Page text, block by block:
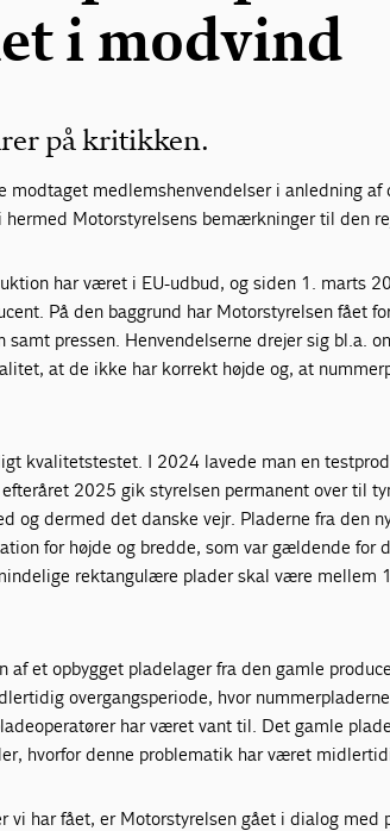
i modvind
på kritikken.
modtaget medlemshenvendelser i anledning af
hermed Motorstyrelsens bemærkninger til den
har været i EU-udbud, og siden 1. marts
På den baggrund har Motorstyrelsen fået
samt pressen. Henvendelserne drejer sig bl.a.
at de ikke har korrekt højde og, at
kvalitetstestet. I 2024 lavede man en
2025 gik styrelsen permanent over til
og dermed det danske vejr. Pladerne fra den
for højde og bredde, som var gældende for
rektangulære plader skal være mellem
af et opbygget pladelager fra den gamle
overgangsperiode, hvor
har været vant til. Det gamle
hvorfor denne problematik har været
vi har fået, er Motorstyrelsen gået i dialog med